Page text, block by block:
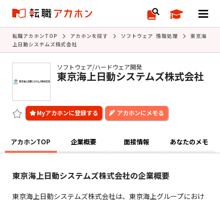
転職アカホンTOP アカホンを探す ソフトウェア 情報処理
東京海
上日動システムズ株式会社
ソフトウェア/ハードウェア開発
東京海上日動システムズ株式会社
アカホンにメモる
アカホンTOP 企業概要 面接情報 あなたのメモ
東京海上日動システムズ株式会社の企業概要
東京海上日動システムズ株式会社は、東京海上グループにおけ